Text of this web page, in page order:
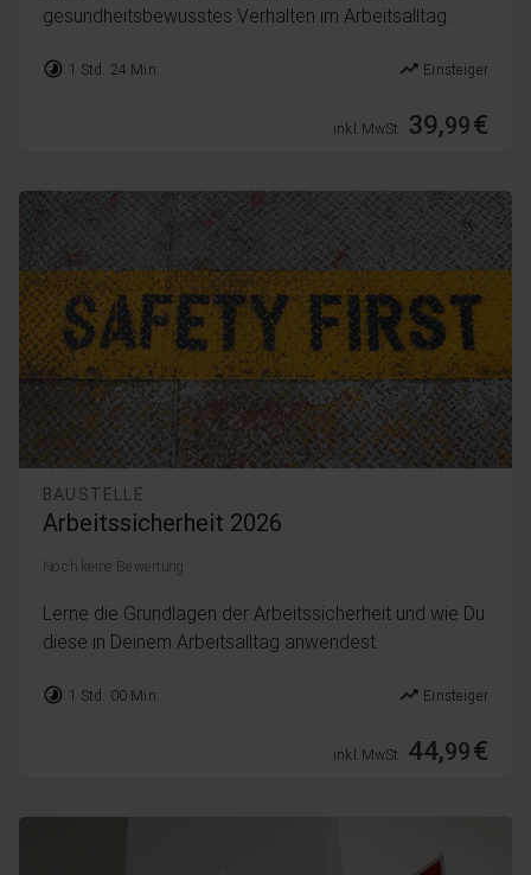
gesundheitsbewusstes Verhalten im Arbeitsalltag.
timelapse 1 Std. 24 Min. trending_up Einsteiger
inkl. MwSt. 39,99€
BAUSTELLE
Arbeitssicherheit 2026
Noch keine Bewertung
Lerne die Grundlagen der Arbeitssicherheit und wie Du
diese in Deinem Arbeitsalltag anwendest.
timelapse 1 Std. 00 Min. trending_up Einsteiger
inkl. MwSt. 44,99€